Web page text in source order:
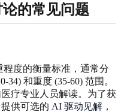
的常见问题
度的衡量标准，通常分
34) 和重度 (35-60) 范围。
疗专业人员解读。为了获
供可选的 AI 驱动见解 ，